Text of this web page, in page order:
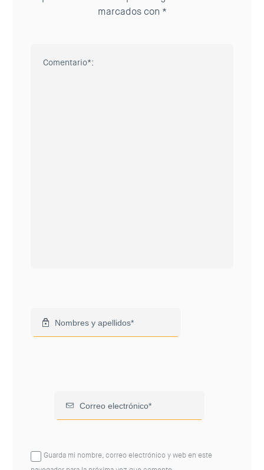
marcados con *
Guarda mi nombre, correo electrónico y web en este